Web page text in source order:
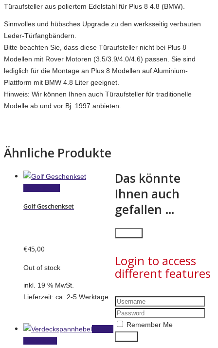
Türaufsteller aus poliertem Edelstahl für Plus 8 4.8 (BMW).
Sinnvolles und hübsches Upgrade zu den werksseitig verbauten
Leder-Türfangbändern.
Bitte beachten Sie, dass diese Türaufsteller nicht bei Plus 8
Modellen mit Rover Motoren (3.5/3.9/4.0/4.6) passen. Sie sind
lediglich für die Montage an Plus 8 Modellen auf Aluminium-
Plattform mit BMW 4.8 Liter geeignet.
Hinweis: Wir können Ihnen auch Türaufsteller für traditionelle
Modelle ab und vor Bj. 1997 anbieten.
Ähnliche Produkte
Golf Geschenkset
€45,00
Out of stock
inkl. 19 % MwSt.
Lieferzeit: ca. 2-5 Werktage
Das könnte
Ihnen auch
gefallen …
Login to access
different features
Remember Me